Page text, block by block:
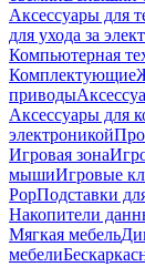
Аксессуары для
для ухода за
Компьютерная
Комплектующие
приводы
Аксессуары для
электроникой
Игровая зона
мышиИгровые
PopПодставки
Накопители
Мягкая мебель
мебели